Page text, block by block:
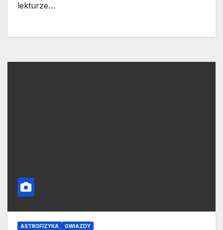
lekturze…
ASTROFIZYKA GWIAZDY